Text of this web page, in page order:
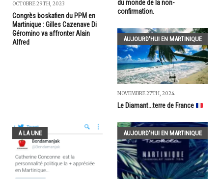
OCTOBRE 29TH, 2023
Congrès boskafien du PPM en
Martinique : Gilles Cazenave Di
Géromino va affronter Alain
Alfred
du monde de la non-
confirmation.
AUJOURD'HUI EN MARTINIQUE
NOVEMBRE 27TH, 2024
Le Diamant...terre de France
A LA UNE AUJOURD'HUI EN MARTINIQUE